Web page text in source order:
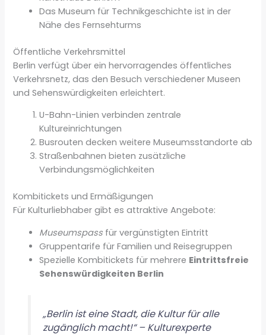
Das Museum für Technikgeschichte ist in der
Nähe des Fernsehturms
Öffentliche Verkehrsmittel
Berlin verfügt über ein hervorragendes öffentliches
Verkehrsnetz, das den Besuch verschiedener Museen
und Sehenswürdigkeiten erleichtert.
U-Bahn-Linien verbinden zentrale
Kultureinrichtungen
Busrouten decken weitere Museumsstandorte ab
Straßenbahnen bieten zusätzliche
Verbindungsmöglichkeiten
Kombitickets und Ermäßigungen
Für Kulturliebhaber gibt es attraktive Angebote:
Museumspass für vergünstigten Eintritt
Gruppentarife für Familien und Reisegruppen
Spezielle Kombitickets für mehrere Eintrittsfreie
Sehenswürdigkeiten Berlin
„Berlin ist eine Stadt, die Kultur für alle
zugänglich macht!“ – Kulturexperte